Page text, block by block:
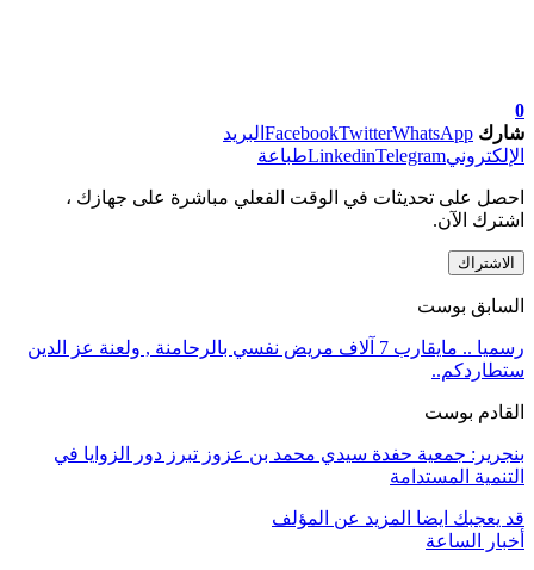
0
شارك
FacebookTwitterWhatsApp
البريد
الإلكتروني
LinkedinTelegram طباعة
احصل على تحديثات في الوقت الفعلي مباشرة على جهازك ،
اشترك الآن.
الاشتراك
السابق بوست
رسميا .. مايقارب 7 آلاف مريض نفسي بالرحامنة , ولعنة عز الدين
ستطاردكم..
القادم بوست
بنجرير: جمعية حفدة سيدي محمد بن عزوز تبرز دور الزوايا في
التنمية المستدامة
قد يعجبك ايضا المزيد عن المؤلف
أخبار الساعة